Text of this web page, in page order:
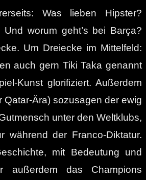
Was lieben Hipster?
Und worum geht’s bei Barça?
Um Dreiecke im Mittelfeld:
auch gern Tiki Taka genannt
Kunst glorifiziert. Außerdem
Qatar-Ära) sozusagen der ewig
unter den Weltklubs,
während der Franco-Diktatur.
mit Bedeutung und
außerdem das Champions